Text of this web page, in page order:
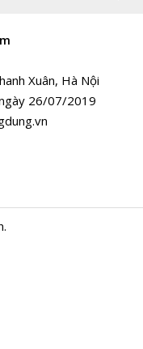
Xuân, Hà Nội
26/07/2019